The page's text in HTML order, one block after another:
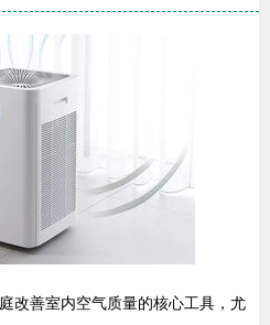
改善室内空气质量的核心工具，尤